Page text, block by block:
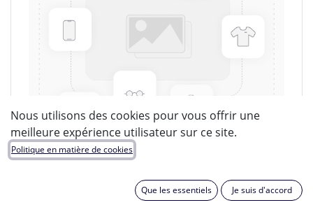
Nous utilisons des cookies pour vous offrir une
meilleure expérience utilisateur sur ce site.
Politique en matière de cookies
Que les essentiels Je suis d'accord